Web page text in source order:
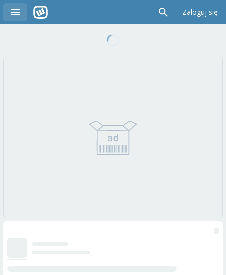
Zaloguj się